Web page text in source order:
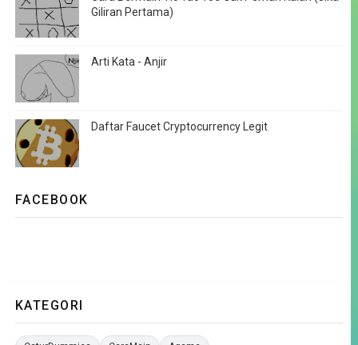
Giliran Pertama)
Arti Kata - Anjir
Daftar Faucet Cryptocurrency Legit
FACEBOOK
KATEGORI